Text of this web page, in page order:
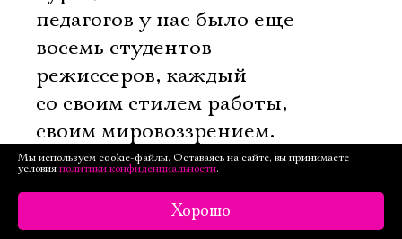
педагогов у нас было еще
восемь студентов-
режиссеров, каждый
со своим стилем работы,
своим мировоззрением.
В итоге каждый не только
получал некую систему,
но и понимал, что нужно
Мы используем cookie-файлы. Оставаясь на сайте, вы принимаете
условия политики конфиденциальности.
Хорошо